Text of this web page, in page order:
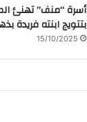
أسرة “منف” تهنئ
بتتويج ابنته فريدة
15/10/2025